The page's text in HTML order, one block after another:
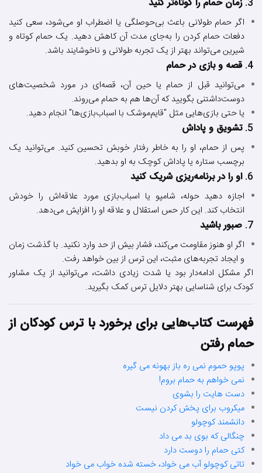
3. زمان حمام را کوتاه‌تر کنید
اگر حمام طولانی باعث بی‌حوصلگی یا اضطراب او می‌شود، سعی کنید
دفعات حمام کردن را به‌جای مدت آن کاهش دهید. یک حمام کوتاه و
شیرین می‌تواند بهتر از یک تجربه طولانی و ناخوشایند باشد.
4. قصه و بازی در حمام
می‌توانید قبل از حمام یا حین آن، قصه‌ای در مورد شخصیت‌های
دوست‌داشتنی بگویید که آن‌ها هم به حمام می‌روند.
یا حتی بازی‌هایی مثل "قایم‌موشک با اسباب‌بازی‌ها" انجام دهید.
5. تشویق و پاداش
پس از حمام، او را به خاطر رفتار خوبش تحسین کنید. می‌توانید یک
برچسب ستاره یا پاداش کوچک به او بدهید.
6. او را در برنامه‌ریزی شریک کنید
اجازه دهید حوله، شامپو یا اسباب‌بازی مورد علاقه‌اش را خودش
انتخاب کند. این کار حس استقلال و علاقه او را افزایش می‌دهد.
7. صبور باشید
اگر او هنوز مقاومت می‌کند، فشار بیش از حد وارد نکنید. با گذشت زمان
و ایجاد تجربه‌های مثبت، این ترس از بین خواهد رفت.
اگر مشکل ادامه‌دار بود یا شدت زیادی داشت، می‌توانید از یک مشاور
کودک برای شناسایی بهتر دلایل ترس کمک بگیرید.
فهرست کتاب‌هایی برای برخورد با ترس کودکان از
حمام رفتن
پوپو حموم نمی ره باز بهونه می گیره
نمی خواهم به حمام بروم!
دست هایت را بشوی
میکروب برای پخش کردن نیست
دانشمند کوچولو
چنگالی که بوی بد می داد
کتی حمام را دوست دارد
تاتی کوچولو آب می خواد، خسته شده خواب می خواد